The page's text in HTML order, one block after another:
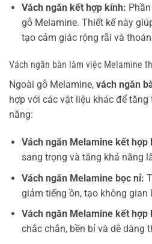
Vách ngăn kết hợp kính:
gỗ Melamine. Thiết kế này
tạo cảm giác rộng rãi và
Vách ngăn bàn làm việc Melamine
Ngoài gỗ Melamine, vách ngăn
hợp với các vật liệu khác để
năng:
Vách ngăn Melamine kết hợp
sang trọng và tăng khả năng
Vách ngăn Melamine bọc nỉ:
giảm tiếng ồn, tạo không gian
Vách ngăn Melamine kết hợp
chắc chắn, bền bỉ và dễ dàng